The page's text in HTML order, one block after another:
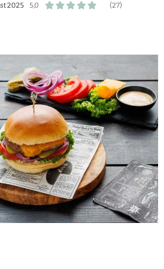
2025 5,0 (27)